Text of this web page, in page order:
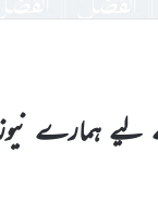
ہمارے نیوز